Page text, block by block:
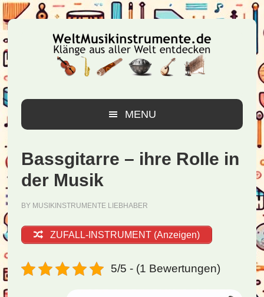
Zur
Hauptnavigation
springen
Zum
Inhalt
springen
Zur
Seitenspalte
springen
MENU
Bassgitarre – ihre Rolle in
der Musik
BY MUSIKINSTRUMENTE LIEBHABER
ZUFALL-INSTRUMENT (Anzeigen)
5/5 - (1 Bewertungen)